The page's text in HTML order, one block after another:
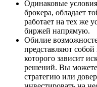
Одинаковые
брокера, обладает
работает на тех же
биржей напрямую.
Обилие
представляют
которого зависит
решений. Вы
стратегию или